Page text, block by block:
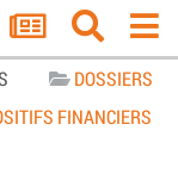
DOSSIERS
FINANCIERS